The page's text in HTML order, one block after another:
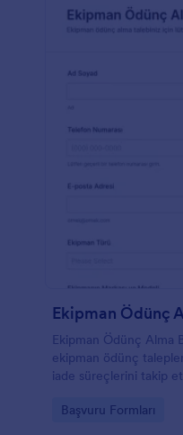
Ekipman Ödünç
Ekipman Ödünç Alma
ekipman ödünç
iade süreçlerini takip
ekipler için
Go to Category:
Başvuru Formları